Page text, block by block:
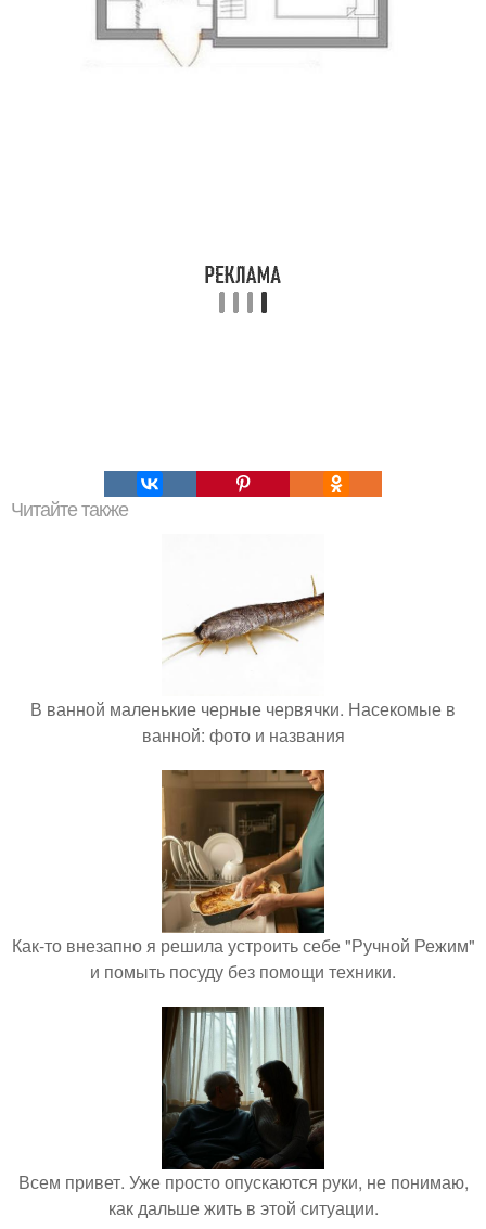
Читайте также
В ванной маленькие черные червячки. Насекомые в
ванной: фото и названия
Как-то внезапно я решила устроить себе "Ручной Режим"
и помыть посуду без помощи техники.
Всем привет. Уже просто опускаются руки, не понимаю,
как дальше жить в этой ситуации.